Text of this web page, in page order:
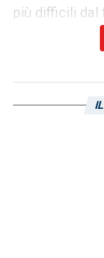
più difficili dal
serie di